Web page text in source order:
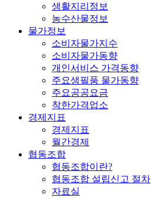
생활지리정보
농수산물정보
물가정보
소비자물가지수
소비자물가동향
개인서비스 가격동향
주요생필품 물가동향
주요공공요금
착한가격업소
경제지표
경제지표
월간경제
협동조합
협동조합이란?
협동조합 설립신고 절차
자료실